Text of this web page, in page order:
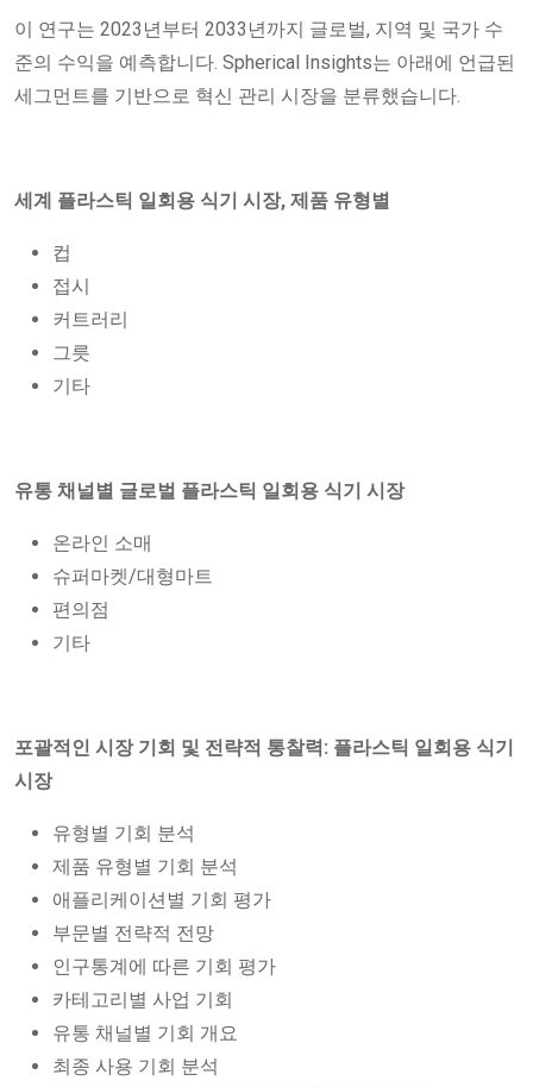
이 연구는 2023년부터 2033년까지 글로벌, 지역 및 국가 수
준의 수익을 예측합니다. Spherical Insights는 아래에 언급된
세그먼트를 기반으로 혁신 관리 시장을 분류했습니다.
세계 플라스틱 일회용 식기 시장, 제품 유형별
컵
접시
커트러리
그릇
기타
유통 채널별 글로벌 플라스틱 일회용 식기 시장
온라인 소매
슈퍼마켓/대형마트
편의점
기타
포괄적인 시장 기회 및 전략적 통찰력: 플라스틱 일회용 식기
시장
유형별 기회 분석
제품 유형별 기회 분석
애플리케이션별 기회 평가
부문별 전략적 전망
인구통계에 따른 기회 평가
카테고리별 사업 기회
유통 채널별 기회 개요
최종 사용 기회 분석